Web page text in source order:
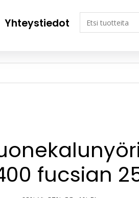
Yhteystiedot
fucsian